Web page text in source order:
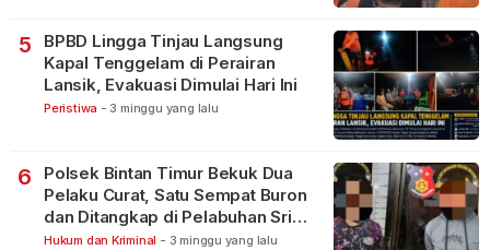
5
BPBD Lingga Tinjau Langsung
Kapal Tenggelam di Perairan
Lansik, Evakuasi Dimulai Hari Ini
Peristiwa - 3 minggu yang lalu
6
Polsek Bintan Timur Bekuk Dua
Pelaku Curat, Satu Sempat Buron
dan Ditangkap di Pelabuhan Sri
Bintan Pura
Hukum dan Kriminal - 3 minggu yang lalu